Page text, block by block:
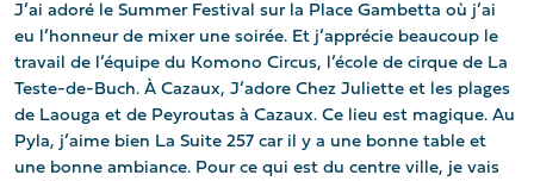
J’ai adoré le Summer Festival sur la Place Gambetta où j’ai
eu l’honneur de mixer une soirée. Et j’apprécie beaucoup le
travail de l’équipe du Komono Circus, l’école de cirque de La
Teste-de-Buch. À Cazaux, J’adore Chez Juliette et les plages
de Laouga et de Peyroutas à Cazaux. Ce lieu est magique. Au
Pyla, j’aime bien La Suite 257 car il y a une bonne table et
une bonne ambiance. Pour ce qui est du centre ville, je vais